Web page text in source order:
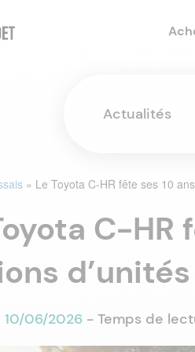
Actualités
» Le Toyota C-HR fête ses 10
C-HR
10/06/2026 - Temps de